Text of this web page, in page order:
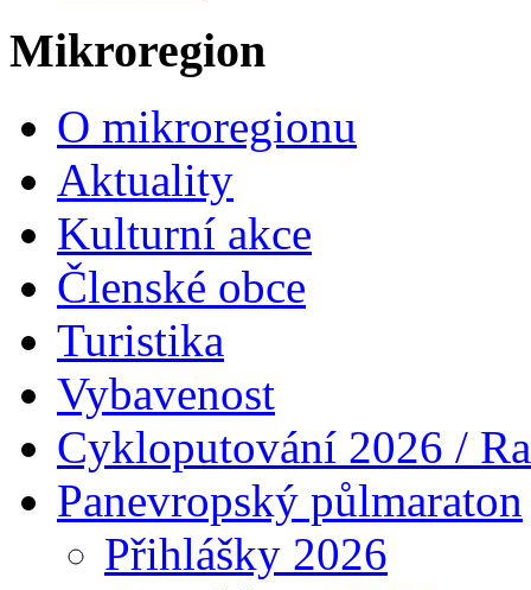
Mikroregion
O mikroregionu
Aktuality
Kulturní akce
Členské obce
Turistika
Vybavenost
Cykloputování 2026 /
Panevropský půlmaraton
Přihlášky 2026